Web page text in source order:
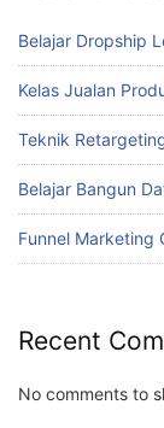
Belajar Dropship
Kelas Jualan
Teknik
Belajar Bangun
Funnel Marketing
Recent
No comments to